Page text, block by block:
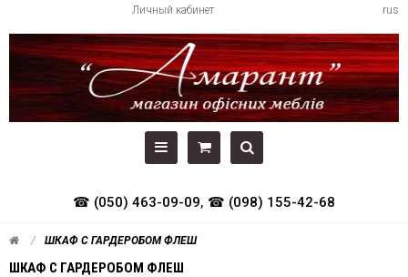
rus
Личный кабинет
☎ (050) 463-09-09, ☎ (098) 155-42-68
ШКАФ С ГАРДЕРОБОМ ФЛЕШ
ШКАФ С ГАРДЕРОБОМ ФЛЕШ